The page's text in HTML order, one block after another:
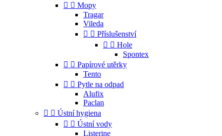
  Mopy
Tragar
Vileda
  Příslušenství
  Hole
Spontex
  Papírové utěrky
Tento
  Pytle na odpad
Alufix
Paclan
  Ústní hygiena
  Ústní vody
Listerine